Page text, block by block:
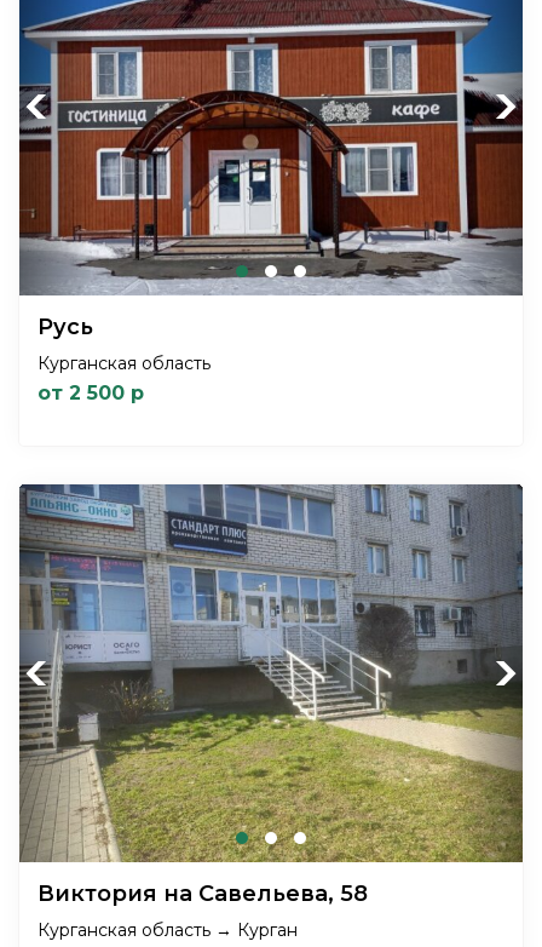
Previous Next
Русь
Курганская область
от 2 500 р
Previous Next
Виктория на Савельева, 58
Курганская область → Курган